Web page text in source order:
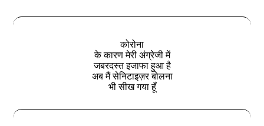
कोरोना
के कारण मेरी अंग्रेजी में
जबरदस्‍त इजाफा हुआ है
अब मैं सेनिटाइज़र बोलना
भी सीख गया हूँ